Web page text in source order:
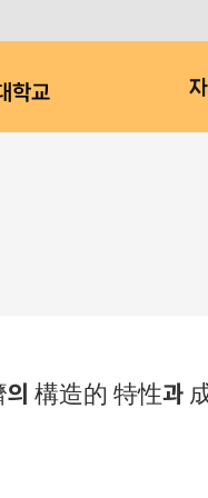
학교
의 構造的 特性과